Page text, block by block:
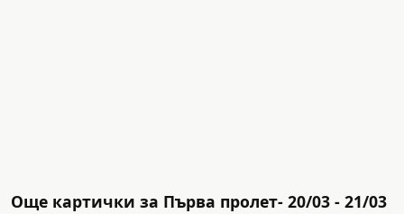
Още картички за Първа пролет- 20/03 - 21/03